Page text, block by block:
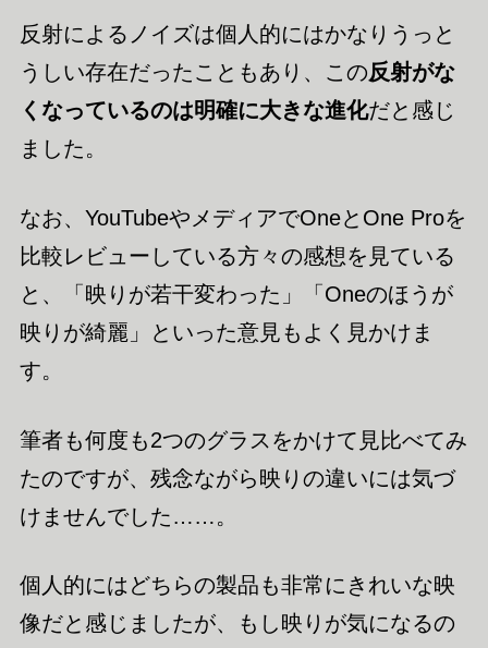
反射によるノイズは個人的にはかなりうっと
うしい存在だったこともあり、この反射がな
くなっているのは明確に大きな進化だと感じ
ました。
なお、YouTubeやメディアでOneとOne Proを
比較レビューしている方々の感想を見ている
と、「映りが若干変わった」「Oneのほうが
映りが綺麗」といった意見もよく見かけま
す。
筆者も何度も2つのグラスをかけて見比べてみ
たのですが、残念ながら映りの違いには気づ
けませんでした……。
個人的にはどちらの製品も非常にきれいな映
像だと感じましたが、もし映りが気になるの